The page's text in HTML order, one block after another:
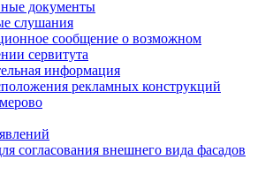
документы
слушания
сообщение о возможном
сервитута
информация
рекламных конструкций
согласования внешнего вида фасадов